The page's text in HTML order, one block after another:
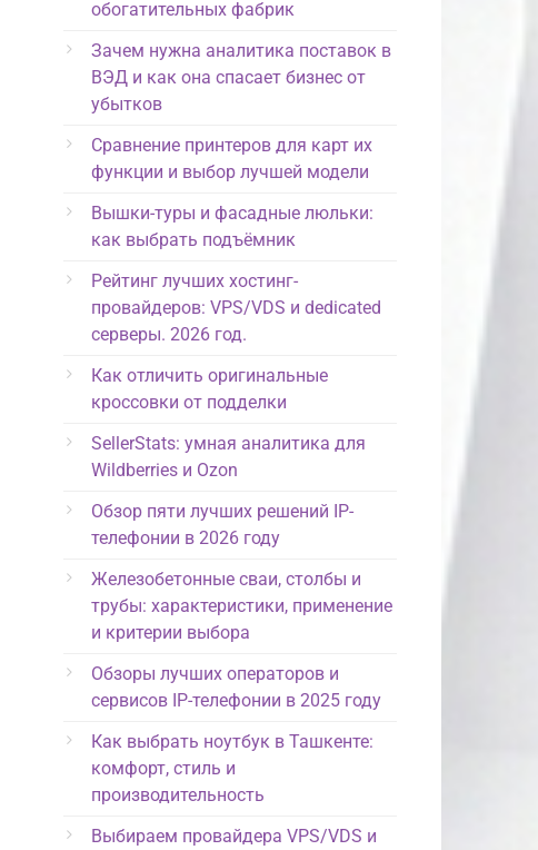
обогатительных фабрик
Зачем нужна аналитика поставок в
ВЭД и как она спасает бизнес от
убытков
Сравнение принтеров для карт их
функции и выбор лучшей модели
Вышки-туры и фасадные люльки:
как выбрать подъёмник
Рейтинг лучших хостинг-
провайдеров: VPS/VDS и dedicated
серверы. 2026 год.
Как отличить оригинальные
кроссовки от подделки
SellerStats: умная аналитика для
Wildberries и Ozon
Обзор пяти лучших решений IP-
телефонии в 2026 году
Железобетонные сваи, столбы и
трубы: характеристики, применение
и критерии выбора
Обзоры лучших операторов и
сервисов IP-телефонии в 2025 году
Как выбрать ноутбук в Ташкенте:
комфорт, стиль и
производительность
Выбираем провайдера VPS/VDS и